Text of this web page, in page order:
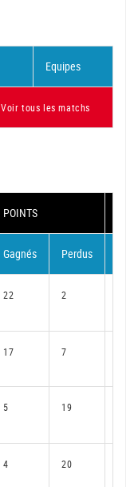
Equipes
Voir tous les matchs
POINTS
Gagnés Perdus
22 2
17 7
5 19
4 20